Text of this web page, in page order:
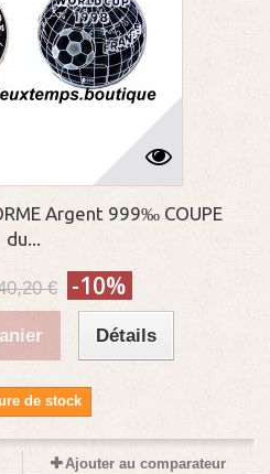
Argent 999‰ COUPE
du...
€ -10%
Détails
de stock
Ajouter au comparateur